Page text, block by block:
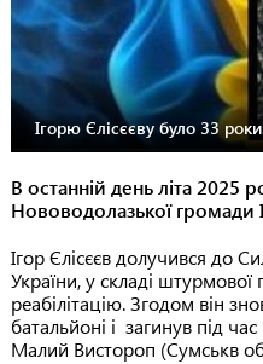
Ігорю Єлісєєву було 33
В останній день літа 2025
Нововодолазької громади
Ігор Єлісєєв долучився до
України, у складі
реабілітацію. Згодом він
батальйоні і загинув під
Малий Вистороп (Сумськв